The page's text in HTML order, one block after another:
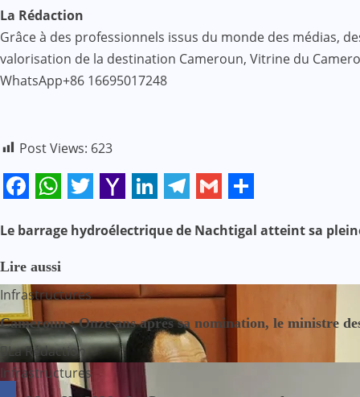
La Rédaction
Grâce à des professionnels issus du monde des médias,
valorisation de la destination Cameroun, Vitrine du
WhatsApp+86 16695017248
Post Views: 623
Mail
N
a
v
i
g
Le barrage hydroélectrique de Nachtigal atteint sa
Lire aussi
Infrastructures
Cameroun : Onze ans après sa nomination, le ministre
La Rédaction
Infrastructures